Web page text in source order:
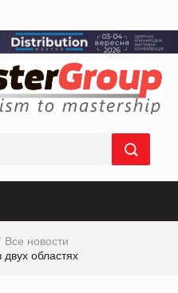
Все новости
двух областях